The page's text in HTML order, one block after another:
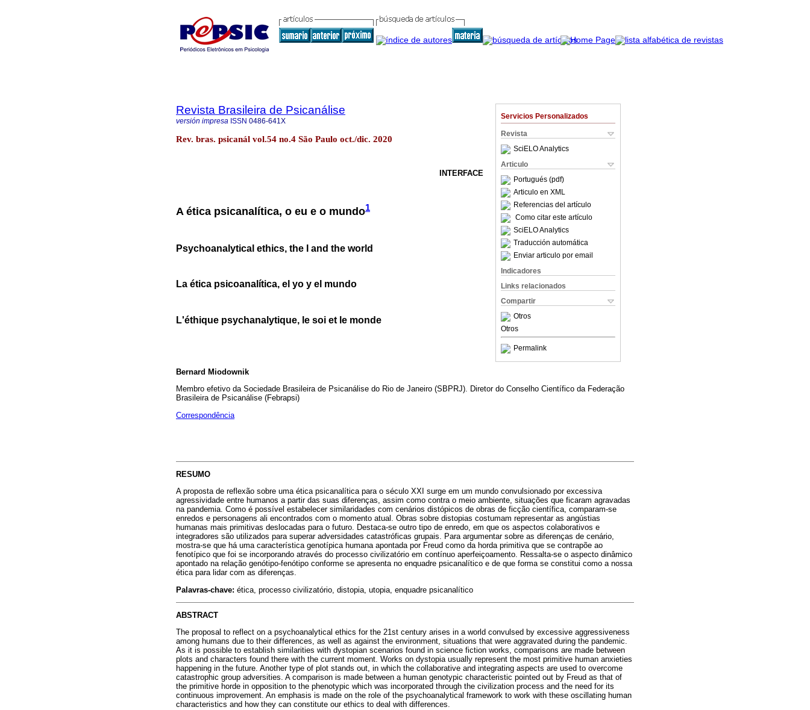
Servicios Personalizados
Revista
SciELO Analytics
Articulo
Portugués (pdf)
Articulo en XML
Referencias del artículo
Como citar este artículo
SciELO Analytics
Traducción automática
Enviar articulo por email
Indicadores
Links relacionados
Compartir
Otros
Otros
Permalink
Revista Brasileira de Psicanálise
versión impresa ISSN 0486-641X
Rev. bras. psicanál vol.54 no.4 São Paulo oct./dic. 2020
INTERFACE
A ética psicanalítica, o eu e o mundo1
Psychoanalytical ethics, the I and the world
La ética psicoanalítica, el yo y el mundo
L'éthique psychanalytique, le soi et le monde
Bernard Miodownik
Membro efetivo da Sociedade Brasileira de Psicanálise do Rio de Janeiro (SBPRJ). Diretor do Conselho Científico da Federação
Brasileira de Psicanálise (Febrapsi)
Correspondência
RESUMO
A proposta de reflexão sobre uma ética psicanalítica para o século XXI surge em um mundo convulsionado por excessiva
agressividade entre humanos a partir das suas diferenças, assim como contra o meio ambiente, situações que ficaram agravadas
na pandemia. Como é possível estabelecer similaridades com cenários distópicos de obras de ficção científica, comparam-se
enredos e personagens ali encontrados com o momento atual. Obras sobre distopias costumam representar as angústias
humanas mais primitivas deslocadas para o futuro. Destaca-se outro tipo de enredo, em que os aspectos colaborativos e
integradores são utilizados para superar adversidades catastróficas grupais. Para argumentar sobre as diferenças de cenário,
mostra-se que há uma característica genotípica humana apontada por Freud como da horda primitiva que se contrapõe ao
fenotípico que foi se incorporando através do processo civilizatório em contínuo aperfeiçoamento. Ressalta-se o aspecto dinâmico
apontado na relação genótipo-fenótipo conforme se apresenta no enquadre psicanalítico e de que forma se constitui como a nossa
ética para lidar com as diferenças.
Palavras-chave: ética, processo civilizatório, distopia, utopia, enquadre psicanalítico
ABSTRACT
The proposal to reflect on a psychoanalytical ethics for the 21st century arises in a world convulsed by excessive aggressiveness
among humans due to their differences, as well as against the environment, situations that were aggravated during the pandemic.
As it is possible to establish similarities with dystopian scenarios found in science fiction works, comparisons are made between
plots and characters found there with the current moment. Works on dystopia usually represent the most primitive human anxieties
happening in the future. Another type of plot stands out, in which the collaborative and integrating aspects are used to overcome
catastrophic group adversities. A comparison is made between a human genotypic characteristic pointed out by Freud as that of
the primitive horde in opposition to the phenotypic which was incorporated through the civilization process and the need for its
continuous improvement. An emphasis is made on the role of the psychoanalytical framework to work with these oscillating human
characteristics and how they can constitute our ethics to deal with differences.